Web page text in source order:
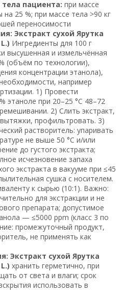
пациента: при массе
25 %; при массе тела >90 кг
переносимости
Экстракт сухой Ярутка
Ингредиенты для 100 г
высушенная и измельчённая
(объём по технологии),
концентрации этанола),
например
1) Провести
этаноле при 20–25 °C 48–72
2) Слить экстракт,
профильтровать. 3)
растворитель: упаривать
не выше 50 °C и/или
до густого экстракта;
исчезновение запаха
экстракта в вакууме при ≤45
сушка с носителем.
к сырью (10:1). Важно:
для экстракции и не
препарата; допустимое
— ≤5000 ppm (класс 3 по
промежуточный продукт,
не применять как
Экстракт сухой Ярутка
хранить герметично, при
от света и влаги; срок
использовать в